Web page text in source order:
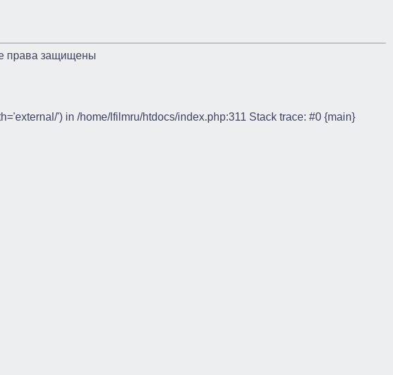
права защищены
') in /home/lfilmru/htdocs/index.php:311 Stack trace: #0 {main}